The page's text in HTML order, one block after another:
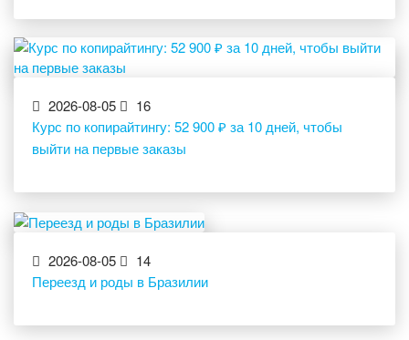
2026-08-05
16
Курс по копирайтингу: 52 900 ₽ за 10 дней, чтобы
выйти на первые заказы
2026-08-05
14
Переезд и роды в Бразилии